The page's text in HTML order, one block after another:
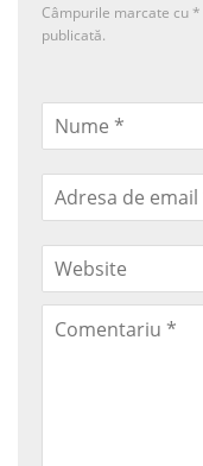
Câmpurile marcate cu *
publicată.